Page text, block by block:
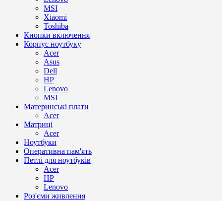
MSI
Xiaomi
Toshiba
Кнопки включення
Корпус ноутбуку
Acer
Asus
Dell
HP
Lenovo
MSI
Материнські плати
Acer
Матриці
Acer
Ноутбуки
Оперативна пам'ять
Петлі для ноутбуків
Acer
HP
Lenovo
Роз'єми живлення